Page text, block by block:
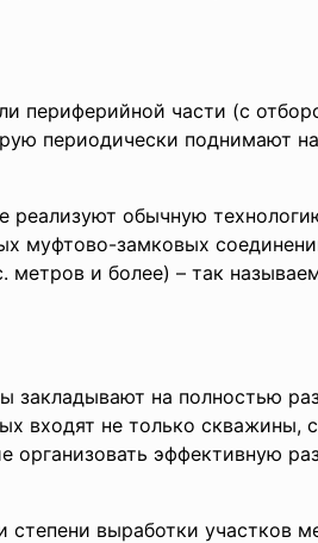
периферийной части (с
периодически поднимают
обычную
муфтово-замковых
и более) – так
закладывают на полностью
входят не только
эффективную
выработки участков